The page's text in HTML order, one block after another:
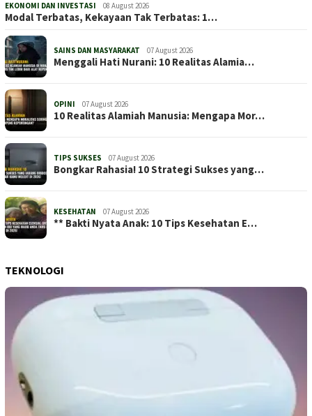
EKONOMI DAN INVESTASI 08 August 2026
Modal Terbatas, Kekayaan Tak Terbatas: 1…
SAINS DAN MASYARAKAT 07 August 2026
Menggali Hati Nurani: 10 Realitas Alamia…
OPINI 07 August 2026
10 Realitas Alamiah Manusia: Mengapa Mor…
TIPS SUKSES 07 August 2026
Bongkar Rahasia! 10 Strategi Sukses yang…
KESEHATAN 07 August 2026
** Bakti Nyata Anak: 10 Tips Kesehatan E…
TEKNOLOGI